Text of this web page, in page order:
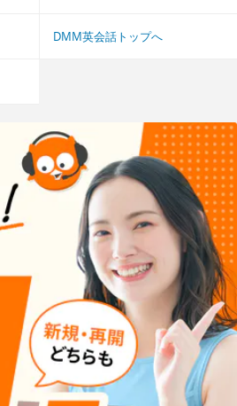
DMM英会話トップへ